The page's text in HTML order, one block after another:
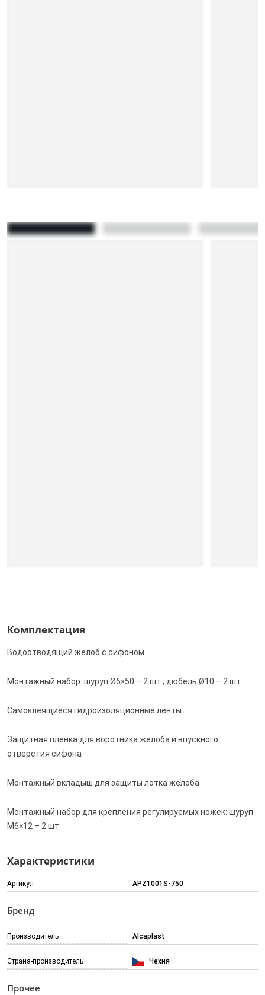
Комплектация
Водоотводящий желоб с сифоном
Монтажный набор: шуруп Ø6×50 – 2 шт., дюбель Ø10 – 2 шт.
Самоклеящиеся гидроизоляционные ленты
Защитная пленка для воротника желоба и впускного
отверстия сифона
Монтажный вкладыш для защиты лотка желоба
Монтажный набор для крепления регулируемых ножек: шуруп
M6×12 – 2 шт.
Характеристики
Артикул APZ1001S-750
Бренд
Производитель Alcaplast
Страна-производитель Чехия
Прочее